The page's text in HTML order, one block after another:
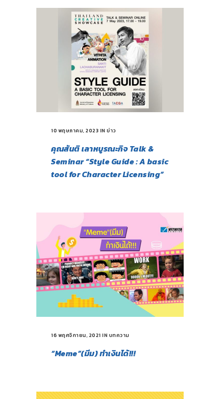
10 พฤษภาคม, 2023 IN ข่าว
คุณสันติ เลาหบูรณะกิจ Talk &
Seminar “Style Guide : A basic
tool for Character Licensing”
16 พฤศจิกายน, 2021 IN บทความ
“Meme”(มีม) ทำเงินได้!!!